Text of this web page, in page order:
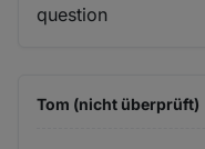
question
Tom (nicht überprüft)